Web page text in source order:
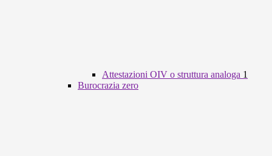
Attestazioni OIV o struttura analoga 1
Burocrazia zero